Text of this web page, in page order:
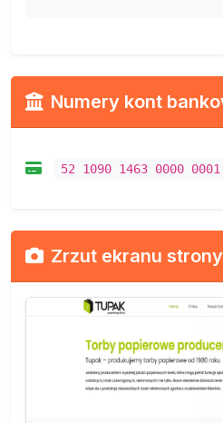
Numery kont
52 1090 1463 0000 0001
Zrzut ekranu strony